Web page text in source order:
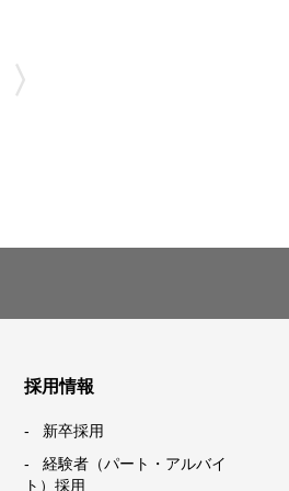
〉
採用情報
新卒採用
経験者（パート・アルバイ
ト）採用